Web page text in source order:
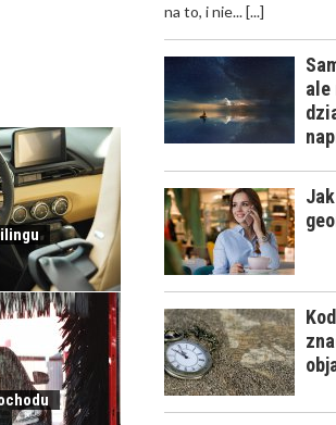
- OD
JAKIE
I
na to, i nie...[...]
ale